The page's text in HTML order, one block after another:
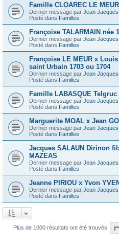
Famille CLOAREC LE
Dernier message par Jean Jacques
Posté dans Familles
Françoise TALARMAIN née
Dernier message par Jean Jacques
Posté dans Familles
Françoise LE MEUR x
saint Urbain 1703 ou 1704
Dernier message par Jean Jacques
Posté dans Familles
Famille LABASQUE Telgruc
Dernier message par Jean Jacques
Posté dans Familles
Marguerite MOAL x Jean
Dernier message par Jean Jacques
Posté dans Familles
Jacques SALAUN Dirinon
MAZEAS
Dernier message par Jean Jacques
Posté dans Familles
Jeanne PIRIOU x Yvon
Dernier message par Jean Jacques
Posté dans Familles
Plus de 1000 résultats ont été trouvés